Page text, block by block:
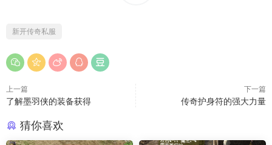
新开传奇私服
上一篇
了解墨羽侠的装备获得
下一篇
传奇护身符的强大力量
猜你喜欢